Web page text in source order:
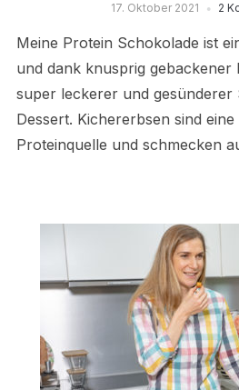
17. Oktober 2021 2
Meine Protein Schokolade ist
und dank knusprig gebackener
super leckerer und
Dessert. Kichererbsen sind
Proteinquelle und schmecken